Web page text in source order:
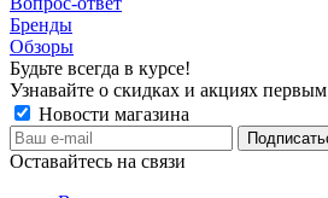
Бренды
Обзоры
Будьте всегда в курсе!
Узнавайте о скидках и акциях первым
Новости магазина
Оставайтесь на связи